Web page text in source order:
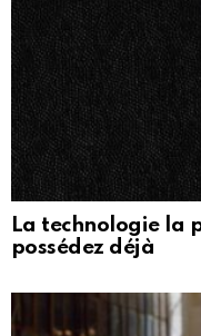
La technologie la
possédez déjà